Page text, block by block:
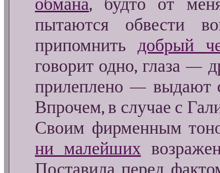
обмана, будто от
пытаются обвести
припомнить добрый
говорит одно, глаза —
прилеплено — выдают
Впрочем, в случае с
Своим фирменным
ни малейших